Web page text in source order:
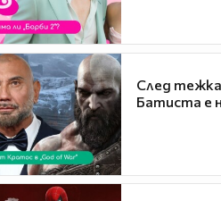
След
Батиста е